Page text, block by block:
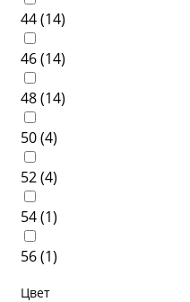
44 (14)
46 (14)
48 (14)
50 (4)
52 (4)
54 (1)
56 (1)
Цвет